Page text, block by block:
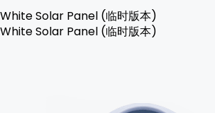
White Solar Panel (临时版本)
White Solar Panel (临时版本)